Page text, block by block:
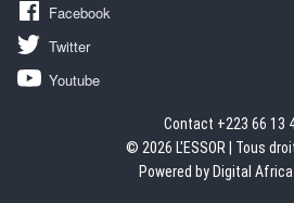
Facebook
Twitter
Youtube
Contact +223 66 13
© 2026 L'ESSOR | Tous
Powered by Digital